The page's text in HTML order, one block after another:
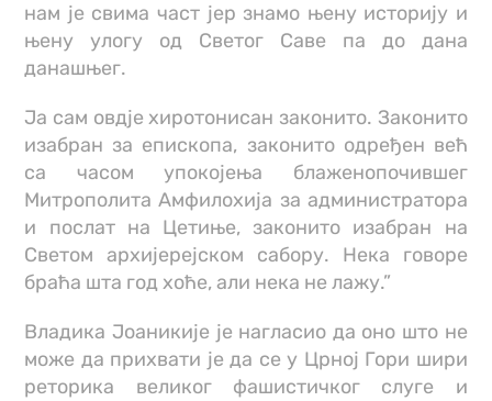
нам је свима част јер знамо њену историју и
њену улогу од Светог Саве па до дана
данашњег.
Jа сам овдје хиротонисан законито. Законито
изабран за епископа, законито одређен већ
са часом упокојења блаженопочившег
Митрополита Амфилохија за администратора
и послат на Цетиње, законито изабран на
Светом архијерејском сабору. Нека говоре
браћа шта год хоће, али нека не лажу.”
Владика Јоаникије је нагласио да оно што не
може да прихвати је да се у Црној Гори шири
реторика великог фашистичког слуге и